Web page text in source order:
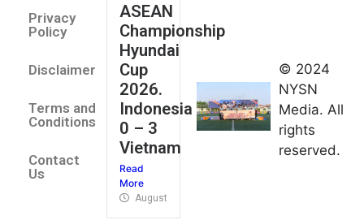
Privacy
Policy
Disclaimer
Terms and
Conditions
Contact
Us
ASEAN
Championship
Hyundai
Cup
2026.
Indonesia
0 – 3
Vietnam
Read
More
August 4, 2026
umum
Kejurnas
Panahan
Junior di
Kudus
© 2024
NYSN
Media. All
rights
reserved.